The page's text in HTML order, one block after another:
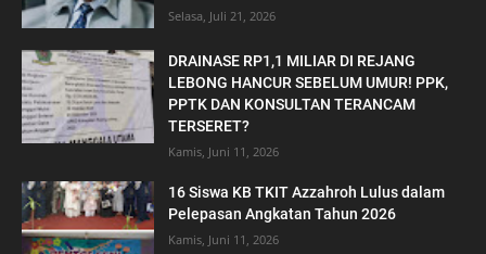
Selasa, Juli 21, 2026
DRAINASE RP1,1 MILIAR DI REJANG
LEBONG HANCUR SEBELUM UMUR! PPK,
PPTK DAN KONSULTAN TERANCAM
TERSERET?
Kamis, Juni 11, 2026
16 Siswa KB TKIT Azzahroh Lulus dalam
Pelepasan Angkatan Tahun 2026
Kamis, Juni 11, 2026